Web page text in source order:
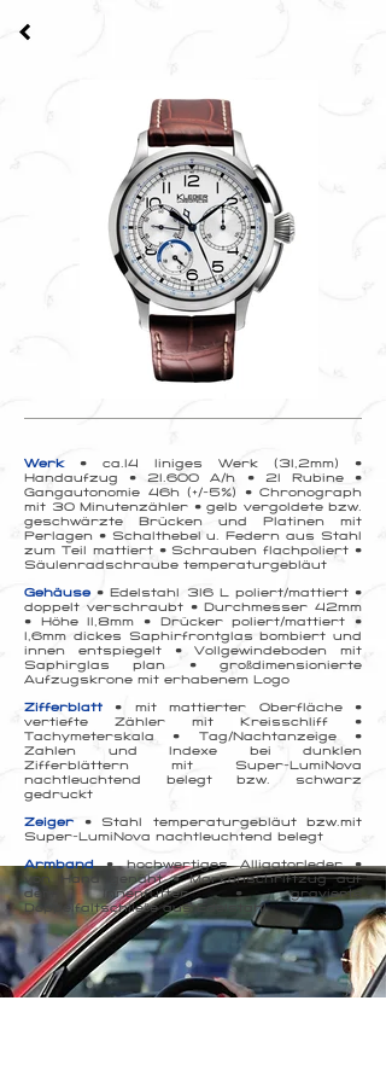
Werk
• ca.14 liniges Werk (31,2mm) •
Handaufzug • 21.600 A/h • 21 Rubine •
Gangautonomie 46h (+/-5%) • Chronograph
mit 30 Minutenzähler • gelb vergoldete bzw.
geschwärzte Brücken und Platinen mit
Perlagen • Schalthebel u. Federn aus Stahl
zum Teil mattiert • Schrauben flachpoliert •
Säulenradschraube temperaturgebläut
Gehäuse• Edelstahl 316 L poliert/mattiert •
doppelt verschraubt • Durchmesser 42mm
• Höhe 11,8mm • Drücker poliert/mattiert •
1,6mm dickes Saphirfrontglas bombiert und
innen entspiegelt • Vollgewindeboden mit
Saphirglas plan • großdimensionierte
Aufzugskrone mit erhabenem Logo
Zifferblatt• mit mattierter Oberfläche •
vertiefte Zähler mit Kreisschliff •
Tachymeterskala • Tag/Nachtanzeige •
Zahlen und Indexe bei dunklen
Zifferblättern mit Super-LumiNova
nachtleuchtend belegt bzw. schwarz
gedruckt
Zeiger • Stahl temperaturgebläut bzw.mit
Super-LumiNova nachtleuchtend belegt
Armband• hochwertiges Alligatorleder •
von Hand genäht • Markenschriftzug auf
dem Innenfutter • gravierte
Doppelfaltschließe aus Edelstahl